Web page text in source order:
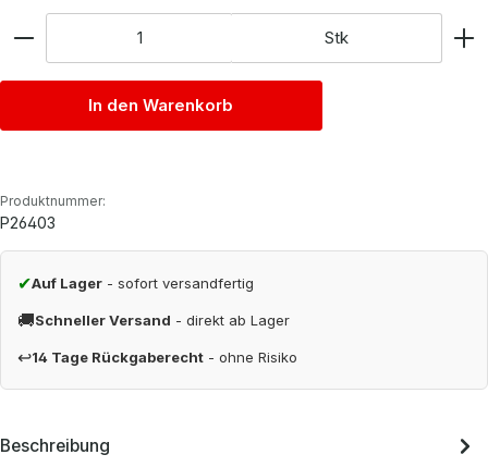
Stk
In den Warenkorb
Produktnummer:
P26403
✔Auf Lager - sofort versandfertig
🚚Schneller Versand - direkt ab Lager
↩14 Tage Rückgaberecht - ohne Risiko
Beschreibung